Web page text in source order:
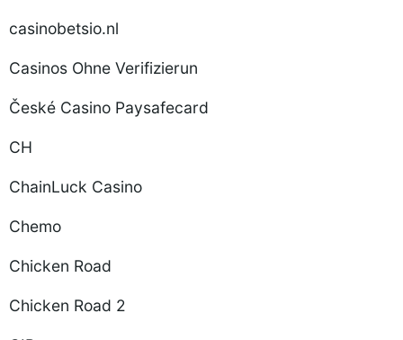
casinobetsio.nl
Casinos Ohne Verifizierun
České Casino Paysafecard
CH
ChainLuck Casino
Chemo
Chicken Road
Chicken Road 2